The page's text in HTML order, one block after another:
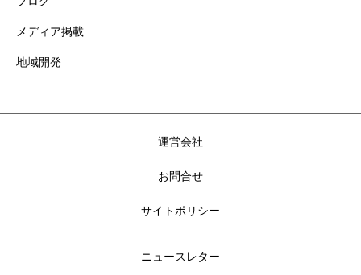
メディア掲載
地域開発
運営会社
お問合せ
サイトポリシー
ニュースレター